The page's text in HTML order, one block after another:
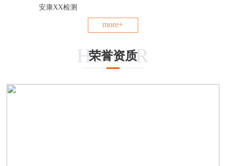
安康XX检测
more+
荣誉资质
HONOR